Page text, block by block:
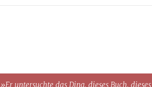
»Er untersuchte das Ding, dieses Buch,